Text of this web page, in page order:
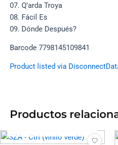
07. Q’arda Troya
08. Fácil Es
09. Dónde Después?
Barcode 7798145109841
Product listed via Disconnect
Productos